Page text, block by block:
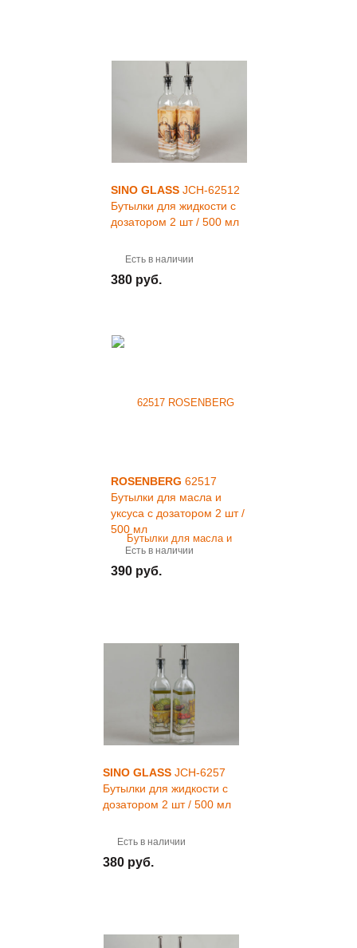
SINO GLASS JCH-62512
Бутылки для жидкости с
дозатором 2 шт / 500 мл
Есть в наличии
380 руб.
ROSENBERG 62517
Бутылки для масла и
уксуса с дозатором 2 шт /
500 мл
Есть в наличии
390 руб.
SINO GLASS JCH-6257
Бутылки для жидкости с
дозатором 2 шт / 500 мл
Есть в наличии
380 руб.